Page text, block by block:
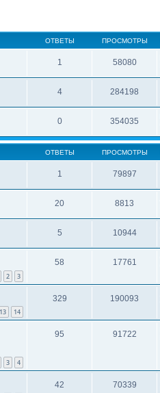
ОТВЕТЫ ПРОСМОТРЫ
1 58080
4 284198
0 354035
ОТВЕТЫ ПРОСМОТРЫ
1 79897
20 8813
5 10944
2 3
58 17761
13 14
329 190093
3 4
95 91722
42 70339